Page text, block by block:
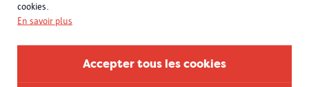
cookies.
En savoir plus
Accepter tous les cookies